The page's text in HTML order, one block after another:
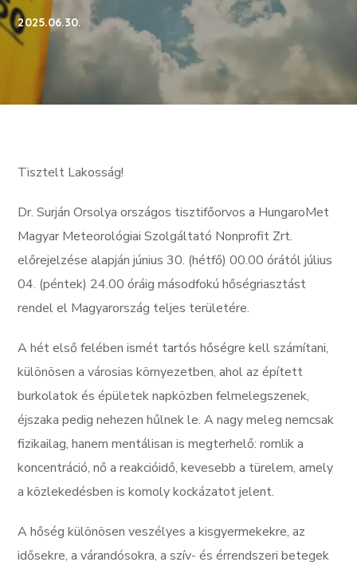
2025.06.30.
Tisztelt Lakosság!
Dr. Surján Orsolya országos tisztifőorvos a HungaroMet
Magyar Meteorológiai Szolgáltató Nonprofit Zrt.
előrejelzése alapján június 30. (hétfő) 00.00 órától július
04. (péntek) 24.00 óráig másodfokú hőségriasztást
rendel el Magyarország teljes területére.
A hét első felében ismét tartós hőségre kell számítani,
különösen a városias környezetben, ahol az épített
burkolatok és épületek napközben felmelegszenek,
éjszaka pedig nehezen hűlnek le. A nagy meleg nemcsak
fizikailag, hanem mentálisan is megterhelő: romlik a
koncentráció, nő a reakcióidő, kevesebb a türelem, amely
a közlekedésben is komoly kockázatot jelent.
A hőség különösen veszélyes a kisgyermekekre, az
idősekre, a várandósokra, a szív- és érrendszeri betegek